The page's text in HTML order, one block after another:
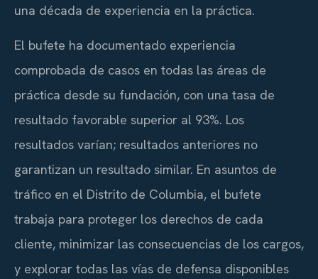
una década de experiencia en la práctica.
El bufete ha documentado experiencia
comprobada de casos en todas las áreas de
práctica desde su fundación, con una tasa de
resultado favorable superior al 93%. Los
resultados varían; resultados anteriores no
garantizan un resultado similar. En asuntos de
tráfico en el Distrito de Columbia, el bufete
trabaja para proteger los derechos de cada
cliente, minimizar las consecuencias de los cargos,
y explorar todas las vías de defensa disponibles